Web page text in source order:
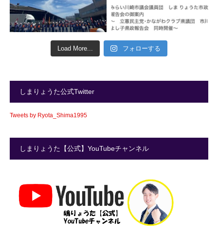
Load More... フォローする
しまりょうた公式Twitter
Tweets by Ryota_Shima1995
しまりょうた【公式】YouTubeチャンネル